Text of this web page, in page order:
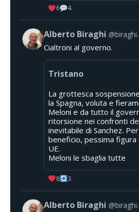
6 4
Alberto Biraghi
Cialtroni al governo.
Tristano
La grottesca
la Spagna, voluta e
Meloni e da tutto il
ritorsione nei confronti
inevitabile di Sanchez.
beneficio, pessima figura
UE.
Meloni le sbaglia tutte
8 3
Alberto Biraghi